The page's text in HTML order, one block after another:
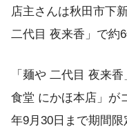
店主さんは秋田市下
二代目 夜来香」で約
「麺や 二代目 夜来
食堂 にかほ本店」が
年9月30日まで期間